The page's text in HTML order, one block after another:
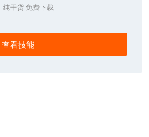
纯干货 免费下载
查看技能